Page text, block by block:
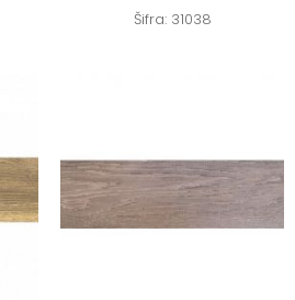
Šifra: 31038